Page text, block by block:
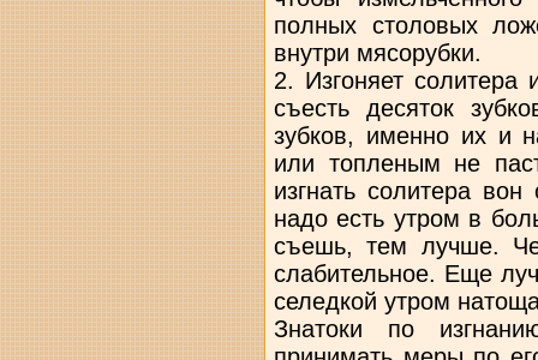
полных столовых
внутри мясорубки.
2. Изгоняет солитера
съесть десяток
зубков, именно их и
или топленым не
изгнать солитера
надо есть утром в
съешь, тем лучше.
слабительное. Еще
селедкой утром
Знатоки по